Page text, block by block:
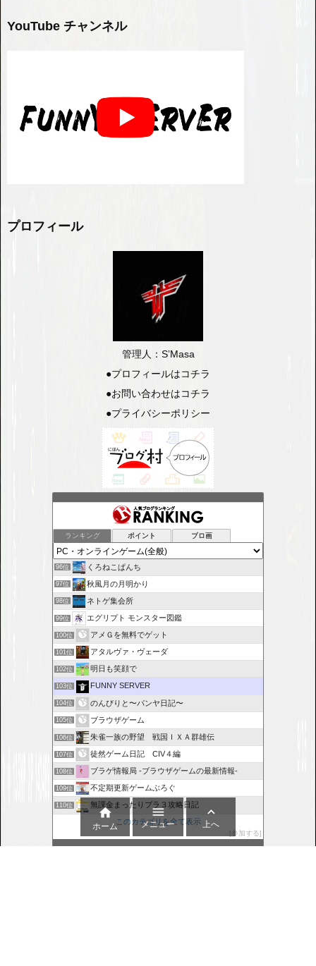
YouTube チャンネル
プロフィール
管理人：S’Masa
●プロフィールはコチラ
●お問い合わせはコチラ
●プライバシーポリシー
ランキング ポイント ブロ画
96位 くろねこぱんち
97位 秋風月の月明かり
98位 ネトゲ集会所
99位 エグリプト モンスター図鑑
100位 アメＧを無料でゲット
101位 アタルヴァ・ヴェーダ
102位 明日も笑顔で
103位 FUNNY SERVER
104位 のんびりと〜パンヤ日記〜
105位 ブラウザゲーム
106位 朱雀一族の野望 戦国ＩＸＡ群雄伝
107位 徒然ゲーム日記 CIV４編
108位 ブラゲ情報局 -ブラウザゲームの最新情報-
109位 不定期更新ゲームぶろぐ
110位
無課金まったりブラ３攻略日記
このカテゴリを全て表示
参加する

ホーム

メニュー

上へ